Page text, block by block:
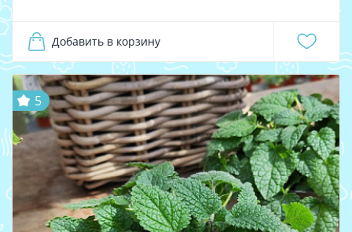
Добавить в корзину
5